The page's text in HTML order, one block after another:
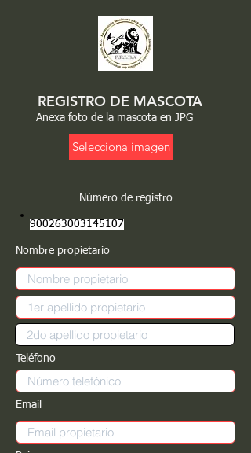
REGISTRO DE MASCOTA
Anexa foto de la mascota en JPG
Selecciona imagen
Número de registro
900263003145107
Nombre propietario
Teléfono
Email